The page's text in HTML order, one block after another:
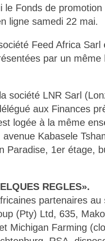
le Fonds de
ligne samedi 22 mai.
Feed Africa
par un
société LNR Sarl
aux Finances
logée à la même
Kabasele
Paradise, 1er étage,
REGLES».
partenaires au
(Pty) Ltd, 635,
Michigan Farming